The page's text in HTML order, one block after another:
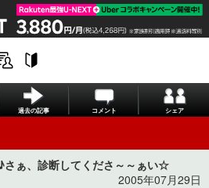
過去の記事 コメント シェア
ぁ、診断してくださ～～ぁい☆
2005年07月29日